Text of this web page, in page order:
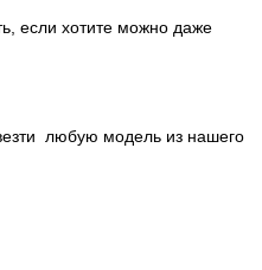
если хотите можно даже
любую модель из нашего